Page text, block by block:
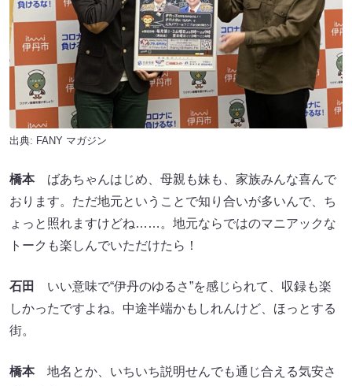
出典: FANY マガジン
橋本ばあちゃんはじめ、母親も妹も、家族みんな喜んで
おります。ただ地元ということで知り合いが多いんで、ち
ょっと照れますけどね……。地元ならではのマニアックな
トークも楽しんでいただけたら！
石田 いい意味で“伊丹のゆるさ”を感じられて、収録も楽
しかったですよね。中途半端かもしれんけど、ほっとする
街。
橋本地名とか、いちいち説明せんでも通じ合える気安さ